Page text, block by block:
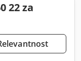
22 za